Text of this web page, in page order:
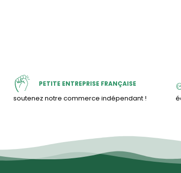
PETITE ENTREPRISE FRANÇAISE
soutenez notre commerce indépendant !